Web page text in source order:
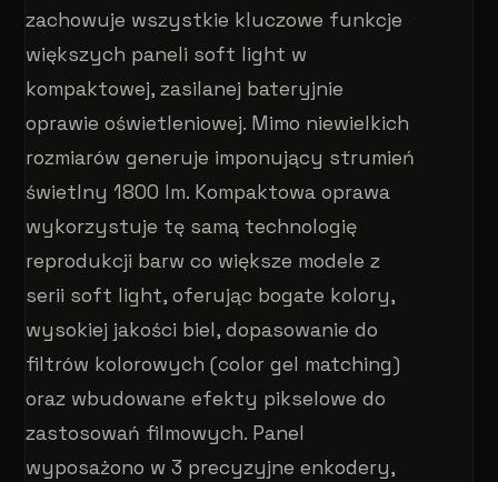
zachowuje wszystkie kluczowe funkcje
większych paneli soft light w
kompaktowej, zasilanej bateryjnie
oprawie oświetleniowej. Mimo niewielkich
rozmiarów generuje imponujący strumień
świetlny 1800 lm. Kompaktowa oprawa
wykorzystuje tę samą technologię
reprodukcji barw co większe modele z
serii soft light, oferując bogate kolory,
wysokiej jakości biel, dopasowanie do
filtrów kolorowych (color gel matching)
oraz wbudowane efekty pikselowe do
zastosowań filmowych. Panel
wyposażono w 3 precyzyjne enkodery,